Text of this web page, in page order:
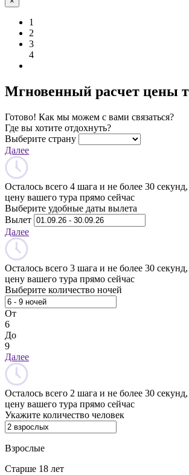
1
2
3
4
Мгновенный расчет цены
Готово! Как мы можем с вами связаться?
Где вы хотите отдохнуть?
Выберите страну
Далее
Осталось всего 4 шага и не более 30
цену вашего тура прямо сейчас
Выберите удобные даты вылета
Вылет
Далее
Осталось всего 3 шага и не более 30
цену вашего тура прямо сейчас
Выберите количество ночей
От
6
До
9
Далее
Осталось всего 2 шага и не более 30
цену вашего тура прямо сейчас
Укажите количество человек
Взрослые
Старше 18 лет